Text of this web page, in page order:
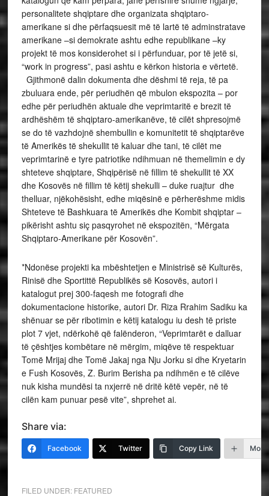
personalitete shqiptare dhe organizata shqiptaro-
amerikane si dhe përfaqsuesit më të lartë të adminstratave
amerikane –si demokrate ashtu edhe republikane –ky
projekt të mos konsiderohet si i përfunduar, por të jetë si,
“work in progress”, pasi ashtu e kërkon historia e vërtetë.
Gjithmonë dalin dokumenta dhe dëshmi të reja, të pa
zbuluara ende, për periudhën që mbulon ekspozita – por
edhe për periudhën aktuale dhe veprimtaritë e brezit të
ardhëshëm të shqiptaro-amerikanëve, të cilët shpresojmë
se do të vazhdojnë shembullin e komunitetit të shqiptarëve
të Amerikës të shekullit të kaluar dhe tani, të cilët me
veprimtarinë e tyre patriotike ndihmuan në themelimin e dy
shteteve shqiptare, Shqipërisë në fillim të shekullit të XX
dhe Kosovës në fillim të këtij shekulli – duke ruajtur dhe
thelluar, njëkohësisht, edhe miqësinë e përherëshme midis
Shteteve të Bashkuara të Amerikës dhe Kombit shqiptar –
pikërisht ashtu siç pasqyrohet në ekspozitën, “Mërgata
Shqiptaro-Amerikane për Kosovën”.
*Ndonëse projekti ka mbështetjen e Ministrisë së Kulturës,
Rinisë dhe Sportittë Republikës së Kosovës, autori i
katalogut prej 300-faqesh me fotografi dhe
dokumentacione historike, autori Dr. Riza Rrahim Sadiku ka
shënuar se për ribotimin e këtij katalogu iu desh të priste
plot 7 vjet, ndërkohë që falënderon, “Veprimtarët e dalluar
të çështjes kombëtare në mërgim, miqëve të respektuar
Tomë Mrijaj dhe Tomë Jakaj nga Nju Jorku si dhe Kryetarin
e Fush Kosovës, Z. Burim Berisha pa ndihmën e të cilëve
nuk kisha mundësi ta nxjerrë në dritë këtë vepër, në të
cilën kam punuar pesë vite”, shprehet ai.
Share via:
Facebook Twitter Copy Link More
FILED UNDER: FEATURED